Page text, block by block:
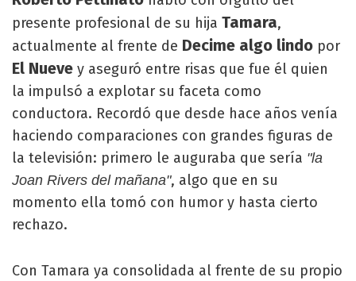
presente profesional de su hija Tamara,
actualmente al frente de Decime algo lindo por
El Nueve y aseguró entre risas que fue él quien
la impulsó a explotar su faceta como
conductora. Recordó que desde hace años venía
haciendo comparaciones con grandes figuras de
la televisión: primero le auguraba que sería "la
Joan Rivers del mañana", algo que en su
momento ella tomó con humor y hasta cierto
rechazo.
Con Tamara ya consolidada al frente de su propio